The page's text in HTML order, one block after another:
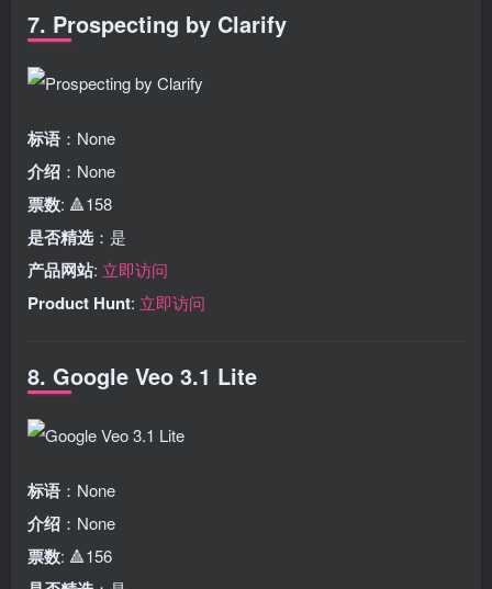
7. Prospecting by Clarify
标语 ：None
介绍 ：None
票数: 🔺158
是否精选 ：是
产品网站: 立即访问
Product Hunt: 立即访问
8. Google Veo 3.1 Lite
标语 ：None
介绍 ：None
票数: 🔺156